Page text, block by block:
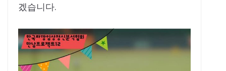
겠습니다.